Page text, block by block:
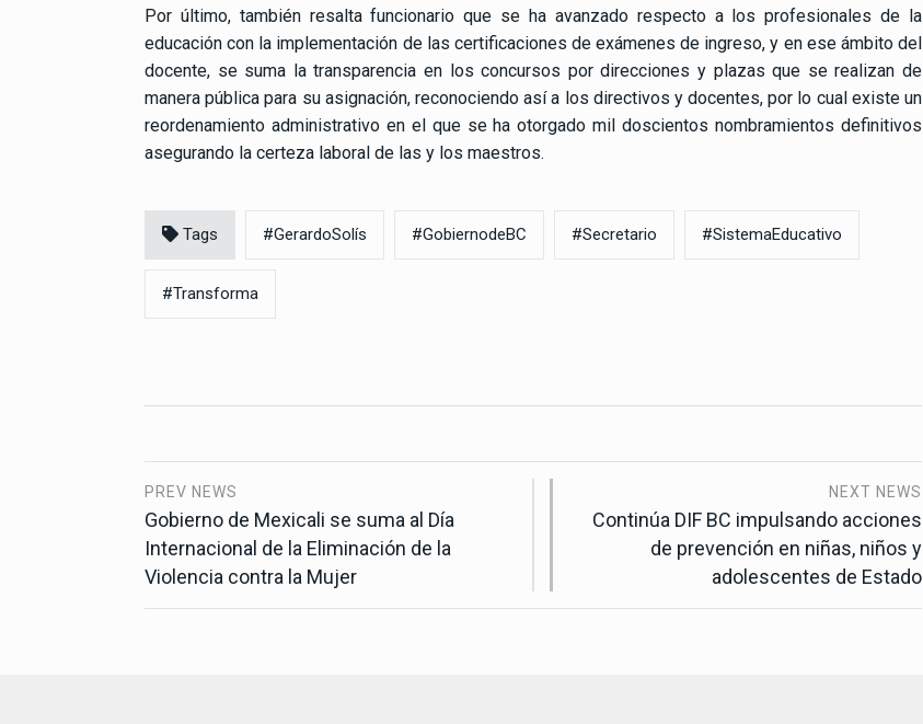
Por último, también resalta funcionario que se ha avanzado respecto a los profesionales de la
educación con la implementación de las certificaciones de exámenes de ingreso, y en ese ámbito del
docente, se suma la transparencia en los concursos por direcciones y plazas que se realizan de
manera pública para su asignación, reconociendo así a los directivos y docentes, por lo cual existe un
reordenamiento administrativo en el que se ha otorgado mil doscientos nombramientos definitivos
asegurando la certeza laboral de las y los maestros.
Tags #GerardoSolís #GobiernodeBC #Secretario #SistemaEducativo
#Transforma
PREV NEWS
Gobierno de Mexicali se suma al Día
Internacional de la Eliminación de la
Violencia contra la Mujer
NEXT NEWS
Continúa DIF BC impulsando acciones
de prevención en niñas, niños y
adolescentes de Estado